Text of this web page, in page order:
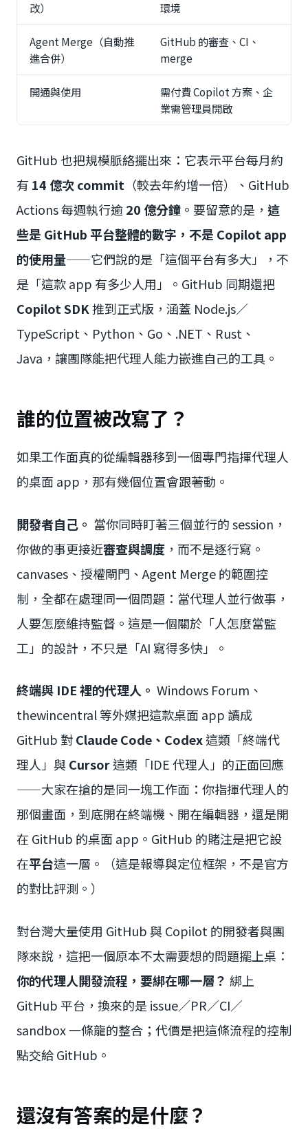
改） 環境
Agent Merge（自動推
進合併）
GitHub 的審查、CI、
merge
開通與使用
需付費 Copilot 方案、企
業需管理員開啟
GitHub 也把規模脈絡擺出來：它表示平台每月約
有 14 億次 commit （較去年約增一倍）、GitHub
Actions 每週執行逾20 億分鐘 。要留意的是， 這
些是 GitHub 平台整體的數字，不是 Copilot app
的使用量——它們說的是「這個平台有多大」，不
是「這款 app 有多少人用」。GitHub 同期還把
Copilot SDK推到正式版，涵蓋 Node.js／
TypeScript、Python、Go、.NET、Rust、
Java，讓團隊能把代理人能力嵌進自己的工具。
誰的位置被改寫了？
如果工作面真的從編輯器移到一個專門指揮代理人
的桌面 app，那有幾個位置會跟著動。
開發者自己。 當你同時盯著三個並行的 session，
你做的事更接近審查與調度 ，而不是逐行寫。
canvases、授權閘門、Agent Merge 的範圍控
制，全都在處理同一個問題：當代理人並行做事，
人要怎麼維持監督。這是一個關於「人怎麼當監
工」的設計，不只是「AI 寫得多快」。
終端與 IDE 裡的代理人。 Windows Forum、
thewincentral 等外媒把這款桌面 app 讀成
GitHub 對Claude Code、Codex這類「終端代
理人」與Cursor這類「IDE 代理人」的正面回應
——大家在搶的是同一塊工作面：你指揮代理人的
那個畫面，到底開在終端機、開在編輯器，還是開
在 GitHub 的桌面 app。GitHub 的賭注是把它設
在平台這一層。（這是報導與定位框架，不是官方
的對比評測。）
對台灣大量使用 GitHub 與 Copilot 的開發者與團
隊來說，這把一個原本不太需要想的問題擺上桌：
你的代理人開發流程，要綁在哪一層？ 綁上
GitHub 平台，換來的是 issue／PR／CI／
sandbox 一條龍的整合；代價是把這條流程的控制
點交給 GitHub。
還沒有答案的是什麼？